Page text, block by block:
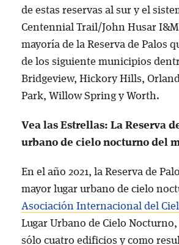
de estas reservas al sur y el
Centennial Trail/John Husar
mayoría de la Reserva de Palos
de los siguiente municipios
Bridgeview, Hickory Hills,
Park, Willow Spring y Worth.
Vea las Estrellas: La Reserva
urbano de cielo nocturno del
En el año 2021, la Reserva de
mayor lugar urbano de cielo
Asociación Internacional del
Lugar Urbano de Cielo
sólo cuatro edificios y como